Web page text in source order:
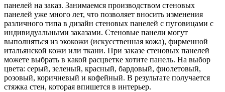
панелей на заказ. Занимаемся производством стеновых
панелей уже много лет, что позволяет вносить изменения
различного типа в дизайн стеновых панелей с пуговицами с
индивидуальными заказами. Стеновые панели могут
выполняться из экокожи (искусственная кожа), фирменной
итальянской кожи или ткани. При заказе стеновых панелей
можете выбрать в какой расцветке хотите панель. На выбор
цвета: серый, зеленый, красный, бардовый, фиолетовый,
розовый, коричневый и кофейный. В результате получается
стяжка стен, которая впишется в интерьер.